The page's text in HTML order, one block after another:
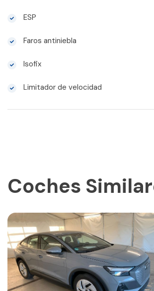
ESP
Faros antiniebla
Isofix
Limitador de velocidad
Coches